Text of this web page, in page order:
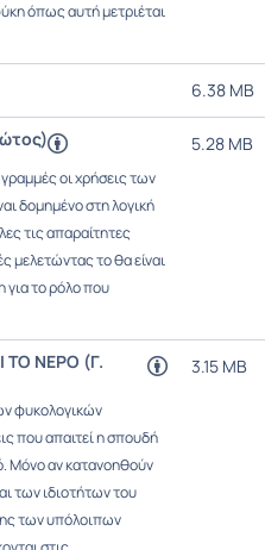
όπως αυτή μετριέται
6.38 MB
οι χρήσεις των
δομημένο στη λογική
τις απαραίτητες
μελετώντας το θα είναι
για το ρόλο που
5.28 MB
ΤΟ ΝΕΡΟ (Γ.
φυκολογικών
που απαιτεί η σπουδή
Μόνο αν κατανοηθούν
των ιδιοτήτων του
των υπόλοιπων
3.15 MB